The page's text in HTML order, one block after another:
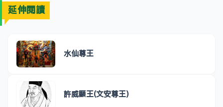
延伸閱讀
水仙尊王
許威顯王(文安尊王)